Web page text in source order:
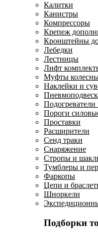
Калитки
Канистры
Компрессоры
Крепеж
Кронштейны
Лебедки
Лестницы
Лифт
Муфты
Наклейки и
Подогреватели
Пороги
Проставки
Расширители
Сенд траки
Снаряжение
Стропы и
Тумблеры и
Фаркопы
Цепи и
Шноркели
Подборки